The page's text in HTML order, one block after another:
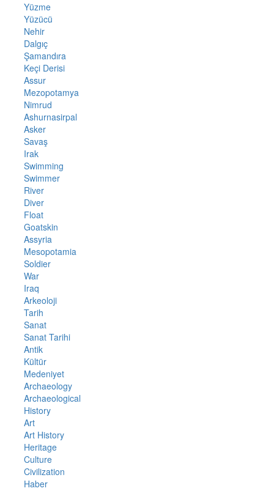
Yüzme
Yüzücü
Nehir
Dalgıç
Şamandıra
Keçi Derisi
Assur
Mezopotamya
Nimrud
Ashurnasirpal
Asker
Savaş
Irak
Swimming
Swimmer
River
Diver
Float
Goatskin
Assyria
Mesopotamia
Soldier
War
Iraq
Arkeoloji
Tarih
Sanat
Sanat Tarihi
Antik
Kültür
Medeniyet
Archaeology
Archaeological
History
Art
Art History
Heritage
Culture
Civilization
Haber